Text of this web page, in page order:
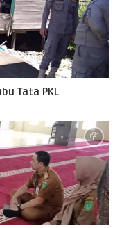
Tata PKL